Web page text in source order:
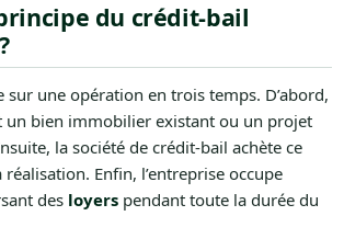
du crédit-bail
sur une opération en trois temps. D’abord,
un bien immobilier existant ou un projet
la société de crédit-bail achète ce
Enfin, l’entreprise occupe
des loyerspendant toute la durée du